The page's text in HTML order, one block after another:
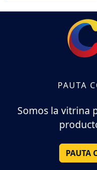
PAUTA
Somos la vitrina
PAUTA